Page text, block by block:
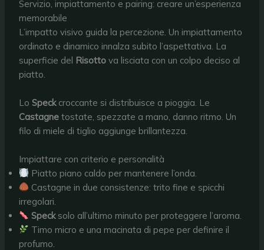
Servizio, impiattamento e pairing: creare un’esperienza
memorabile
L’impatto visivo guida la percezione. Un impiattamento
ordinato e dinamico innalza subito l’aspettativa. La
superficie del Risotto va lisciata con un colpo deciso al
piatto.
LoSpeckcroccante si distribuisce a pioggia. Le
Castagne tostate, spezzate a mano, danno ritmo. Un
filo di miele di tiglio aggiunge brillantezza.
Impiattare con criterio e personalità
Piatto piano caldo per mantenere l’onda.
Castagne in due consistenze: trito fine e spicchi
irregolari.
Specksolo all’ultimo minuto per proteggere l’aroma.
Timo micro e una macinata di pepe per definire il
profumo.